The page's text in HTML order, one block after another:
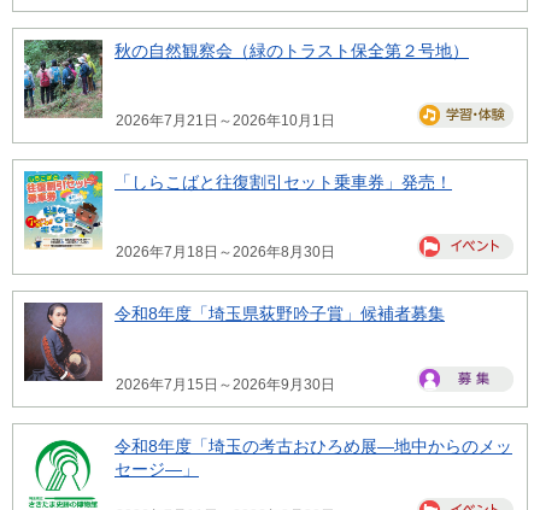
秋の自然観察会（緑のトラスト保全第２号地）
2026年7月21日～2026年10月1日
「しらこばと往復割引セット乗車券」発売！
2026年7月18日～2026年8月30日
令和8年度「埼玉県荻野吟子賞」候補者募集
2026年7月15日～2026年9月30日
令和8年度「埼玉の考古おひろめ展―地中からのメッ
セージ―」